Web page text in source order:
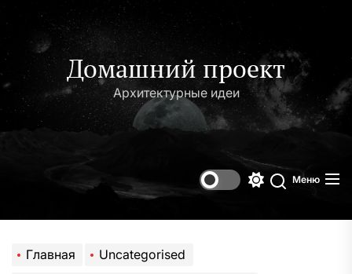
содержимому
Домашний проект
Архитектурные идеи
Поиск
Меню
Главная
Uncategorised